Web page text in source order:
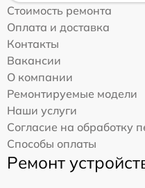
Стоимость ремонта
Оплата и доставка
Контакты
Вакансии
О компании
Ремонтируемые модели
Наши услуги
Согласие на обработку
Способы оплаты
Ремонт